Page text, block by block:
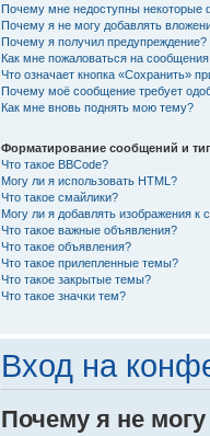
Почему мне недоступны некоторые
Почему я не могу добавлять
Почему я получил предупреждение?
Как мне пожаловаться на
Что означает кнопка «Сохранить»
Почему моё сообщение требует
Как мне вновь поднять мою тему?
Форматирование сообщений и
Что такое BBCode?
Могу ли я использовать HTML?
Что такое смайлики?
Могу ли я добавлять изображения к
Что такое важные объявления?
Что такое объявления?
Что такое прилепленные темы?
Что такое закрытые темы?
Что такое значки тем?
Вход на
Почему я не